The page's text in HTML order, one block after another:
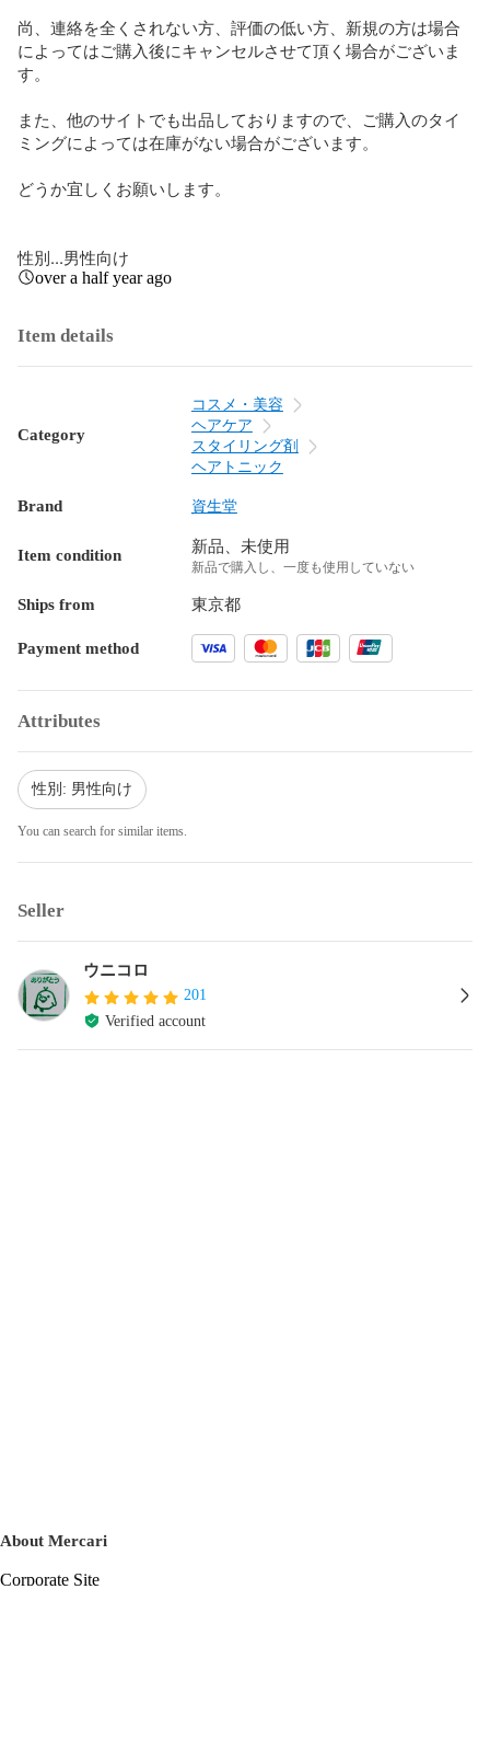
尚、連絡を全くされない方、評価の低い方、新規の方は場合
によってはご購入後にキャンセルさせて頂く場合がございま
す。
また、他のサイトでも出品しておりますので、ご購入のタイ
ミングによっては在庫がない場合がございます。
どうか宜しくお願いします。
性別...男性向け
over a half year ago
Item details
Category
コスメ・美容
ヘアケア
スタイリング剤
ヘアトニック
Brand 資生堂
Item condition 新品、未使用
新品で購入し、一度も使用していない
Ships from 東京都
Payment method
Attributes
性別: 男性向け
You can search for similar items.
Seller
ウニコロ
201
Verified account
About Mercari
Corporate Site